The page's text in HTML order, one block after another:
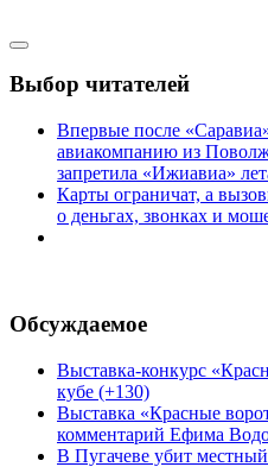
Выбор читателей
Впервые после
авиакомпанию из
запретила «Ижиавиа»
Карты ограничат, а
о деньгах, звонках и
Обсуждаемое
Выставка-конкурс
кубе (+130)
Выставка «Красные
комментарий Ефима
В Пугачеве убит